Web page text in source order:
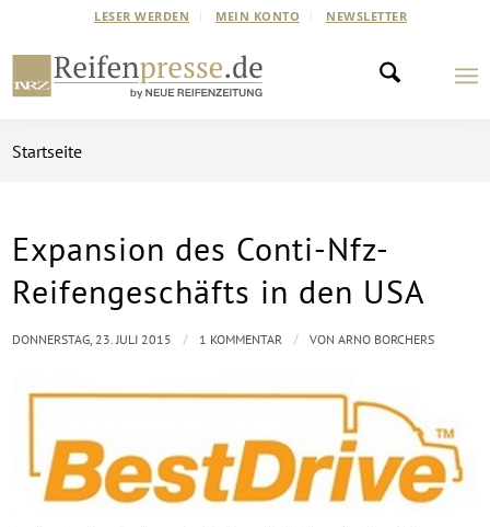
LESER WERDEN MEIN KONTO NEWSLETTER
Startseite
Expansion des Conti-Nfz-
Reifengeschäfts in den USA
DONNERSTAG, 23. JULI 2015 / 1 KOMMENTAR / VONARNO BORCHERS
sagt: